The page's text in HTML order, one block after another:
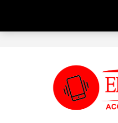
conținut